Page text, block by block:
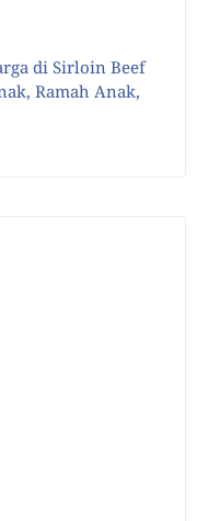
di Sirloin Beef
Ramah Anak,